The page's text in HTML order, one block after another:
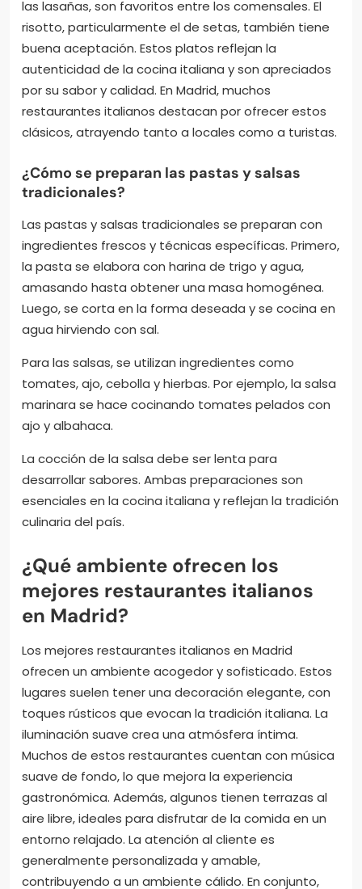
las lasañas, son favoritos entre los comensales. El
risotto, particularmente el de setas, también tiene
buena aceptación. Estos platos reflejan la
autenticidad de la cocina italiana y son apreciados
por su sabor y calidad. En Madrid, muchos
restaurantes italianos destacan por ofrecer estos
clásicos, atrayendo tanto a locales como a turistas.
¿Cómo se preparan las pastas y salsas
tradicionales?
Las pastas y salsas tradicionales se preparan con
ingredientes frescos y técnicas específicas. Primero,
la pasta se elabora con harina de trigo y agua,
amasando hasta obtener una masa homogénea.
Luego, se corta en la forma deseada y se cocina en
agua hirviendo con sal.
Para las salsas, se utilizan ingredientes como
tomates, ajo, cebolla y hierbas. Por ejemplo, la salsa
marinara se hace cocinando tomates pelados con
ajo y albahaca.
La cocción de la salsa debe ser lenta para
desarrollar sabores. Ambas preparaciones son
esenciales en la cocina italiana y reflejan la tradición
culinaria del país.
¿Qué ambiente ofrecen los
mejores restaurantes italianos
en Madrid?
Los mejores restaurantes italianos en Madrid
ofrecen un ambiente acogedor y sofisticado. Estos
lugares suelen tener una decoración elegante, con
toques rústicos que evocan la tradición italiana. La
iluminación suave crea una atmósfera íntima.
Muchos de estos restaurantes cuentan con música
suave de fondo, lo que mejora la experiencia
gastronómica. Además, algunos tienen terrazas al
aire libre, ideales para disfrutar de la comida en un
entorno relajado. La atención al cliente es
generalmente personalizada y amable,
contribuyendo a un ambiente cálido. En conjunto,